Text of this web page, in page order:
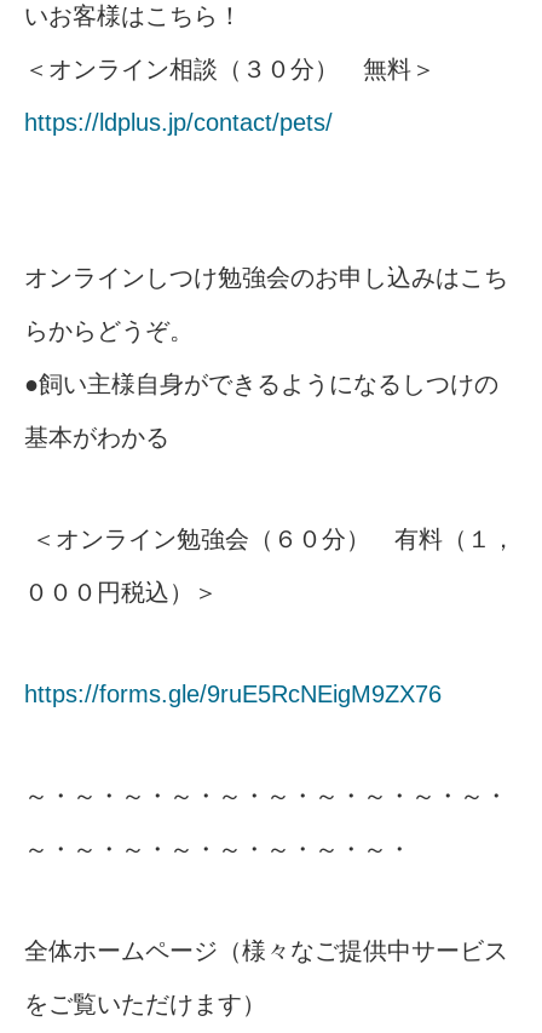
いお客様はこちら！
＜オンライン相談（３０分） 無料＞
https://ldplus.jp/contact/pets/
オンラインしつけ勉強会のお申し込みはこち
らからどうぞ。
●飼い主様自身ができるようになるしつけの
基本がわかる
＜オンライン勉強会（６０分） 有料（１，
０００円税込）＞
https://forms.gle/9ruE5RcNEigM9ZX76
～・～・～・～・～・～・～・～・～・～・
～・～・～・～・～・～・～・～・
全体ホームページ（様々なご提供中サービス
をご覧いただけます）